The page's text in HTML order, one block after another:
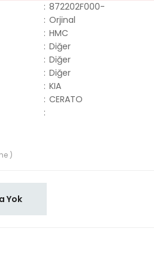
: 872202F000-
: Orjinal
: HMC
: Diğer
: Diğer
: Diğer
: KIA
: CERATO
:
)
Yok